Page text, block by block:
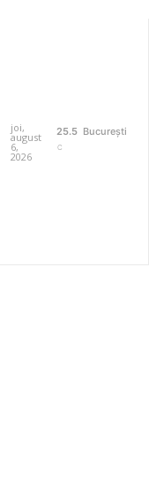
joi,
august
6,
2026
25.5
C
București